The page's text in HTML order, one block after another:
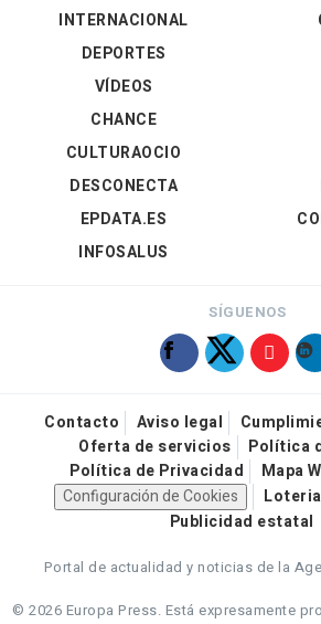
INTERNACIONAL
DEPORTES
VÍDEOS
CHANCE
CULTURAOCIO
DESCONECTA
EPDATA.ES
INFOSALUS
SÍGUENOS
Contacto Aviso legal
Oferta de servicios
Política
Política de Privacidad
Mapa
Configuración de Cookies
Publicidad estatal
Portal de actualidad y noticias de la
© 2026 Europa Press. Está expresamente